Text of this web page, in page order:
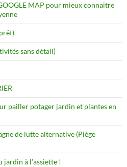
MAP pour mieux connaitre
sans détail)
pailler potager jardin et plantes en
de lutte alternative (Piége
à l’assiette !